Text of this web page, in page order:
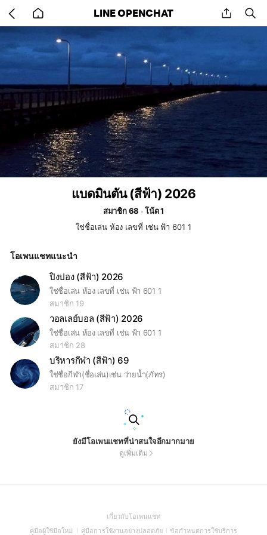
back
to
home
LINE OPENCHAT share
แบดมินตัน (สีฟ้า) 2026
สมาชิก 68
โน้ต 1
ใช่ชื่อเล่น ห้อง เลขที่ เช่น ฟ้า 601 1
โอเพนแชทแนะนำ
ปิงปอง (สีฟ้า) 2026
ใช่ชื่อเล่น ห้อง เลขที่ เช่น ฟ้า 601 1
สมาชิก 19
วอลเลย์บอล (สีฟ้า) 2026
ใช่ชื่อเล่น ห้อง เลขที่ เช่น ฟ้า 601 1
สมาชิก 28
บริหารกีฬา (สีฟ้า) 69
ใช่ชื่อกีฬา(ชื่อเล่น)เช่น ว่ายน้ำ(ภัทร)
สมาชิก 17
ยังมีโอเพนแชทที่น่าสนใจอีกมากมาย
ดูเพิ่มเติม
เกี่ยวกับโอเพนแชท(Open
in
คู่มือผู้ใช้มือใหม่ (Open
คู่มือการใช้งานอย่างปลอดภัย(Open
ข้อกำหนดการใช้บริการ(Open